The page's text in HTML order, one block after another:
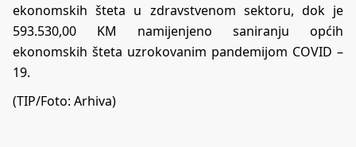
ekonomskih šteta u zdravstvenom sektoru, dok je
593.530,00 KM namijenjeno saniranju općih
ekonomskih šteta uzrokovanim pandemijom COVID –
19.
(TIP/Foto: Arhiva)